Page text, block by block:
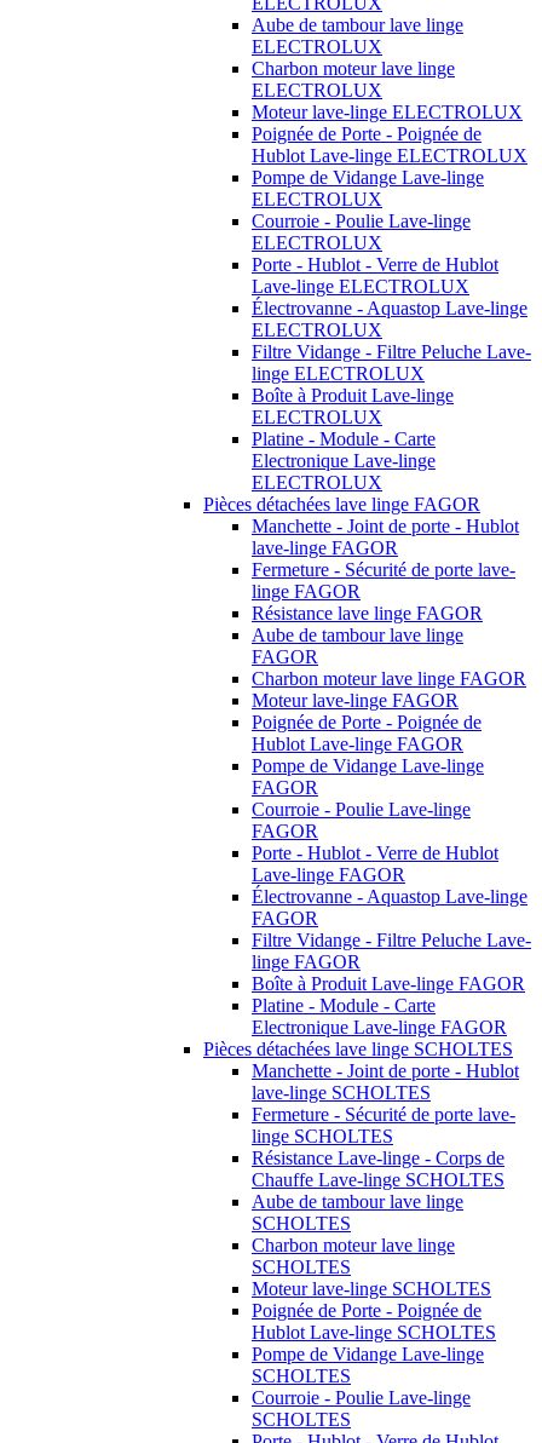
Aube de tambour lave linge
ELECTROLUX
Charbon moteur lave linge
ELECTROLUX
Moteur lave-linge ELECTROLUX
Poignée de Porte - Poignée de
Hublot Lave-linge ELECTROLUX
Pompe de Vidange Lave-linge
ELECTROLUX
Courroie - Poulie Lave-linge
ELECTROLUX
Porte - Hublot - Verre de Hublot
Lave-linge ELECTROLUX
Électrovanne - Aquastop Lave-linge
ELECTROLUX
Filtre Vidange - Filtre Peluche Lave-
linge ELECTROLUX
Boîte à Produit Lave-linge
ELECTROLUX
Platine - Module - Carte
Electronique Lave-linge
ELECTROLUX
Pièces détachées lave linge FAGOR
Manchette - Joint de porte - Hublot
lave-linge FAGOR
Fermeture - Sécurité de porte lave-
linge FAGOR
Résistance lave linge FAGOR
Aube de tambour lave linge
FAGOR
Charbon moteur lave linge FAGOR
Moteur lave-linge FAGOR
Poignée de Porte - Poignée de
Hublot Lave-linge FAGOR
Pompe de Vidange Lave-linge
FAGOR
Courroie - Poulie Lave-linge
FAGOR
Porte - Hublot - Verre de Hublot
Lave-linge FAGOR
Électrovanne - Aquastop Lave-linge
FAGOR
Filtre Vidange - Filtre Peluche Lave-
linge FAGOR
Boîte à Produit Lave-linge FAGOR
Platine - Module - Carte
Electronique Lave-linge FAGOR
Pièces détachées lave linge SCHOLTES
Manchette - Joint de porte - Hublot
lave-linge SCHOLTES
Fermeture - Sécurité de porte lave-
linge SCHOLTES
Résistance Lave-linge - Corps de
Chauffe Lave-linge SCHOLTES
Aube de tambour lave linge
SCHOLTES
Charbon moteur lave linge
SCHOLTES
Moteur lave-linge SCHOLTES
Poignée de Porte - Poignée de
Hublot Lave-linge SCHOLTES
Pompe de Vidange Lave-linge
SCHOLTES
Courroie - Poulie Lave-linge
SCHOLTES